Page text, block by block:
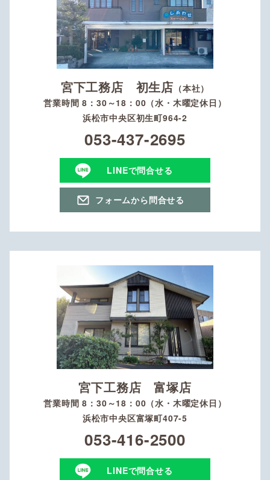
宮下工務店 初生店 （本社）
営業時間 8：30～18：00（水・木曜定休日）
浜松市中央区初生町964-2
053-437-2695
LINEで問合せる
フォームから問合せる
宮下工務店 富塚店
営業時間 8：30～18：00（水・木曜定休日）
浜松市中央区富塚町407-5
053-416-2500
LINEで問合せる